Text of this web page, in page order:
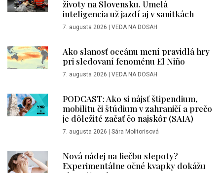
životy na Slovensku. Umelá
inteligencia už jazdí aj v sanitkách
7. augusta 2026 | VEDA NA DOSAH
Ako slanosť oceánu mení pravidlá hry
pri sledovaní fenoménu El Niño
7. augusta 2026 | VEDA NA DOSAH
PODCAST: Ako si nájsť štipendium,
mobilitu či štúdium v zahraničí a prečo
je dôležité začať čo najskôr (SAIA)
7. augusta 2026 | Sára Molitorisová
Nová nádej na liečbu slepoty?
Experimentálne očné kvapky dokážu